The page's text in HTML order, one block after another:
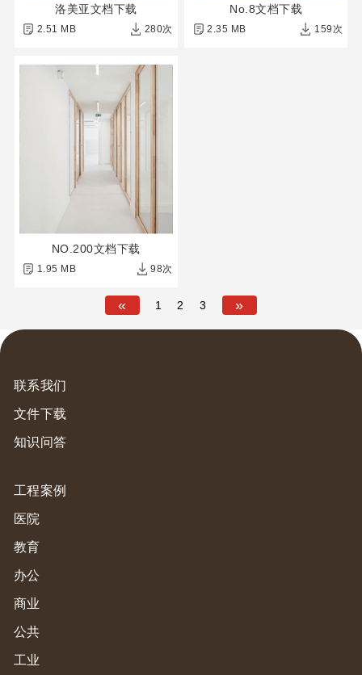
洛美亚文档下载
2.51 MB 280次
No.8文档下载
2.35 MB 159次
NO.200文档下载
1.95 MB 98次
« 1 2 3 »
联系我们
文件下载
知识问答
工程案例
医院
教育
办公
商业
公共
工业